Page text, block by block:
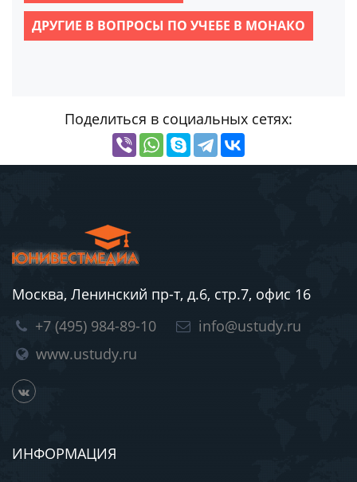
ДРУГИЕ В ВОПРОСЫ ПО УЧЕБЕ В МОНАКО
Поделиться в социальных сетях:
Москва, Ленинский пр-т, д.6, стр.7, офис 16
+7 (495) 984-89-10
info@ustudy.ru
www.ustudy.ru
ИНФОРМАЦИЯ